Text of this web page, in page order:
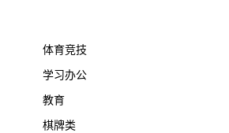
体育竞技
学习办公
教育
棋牌类